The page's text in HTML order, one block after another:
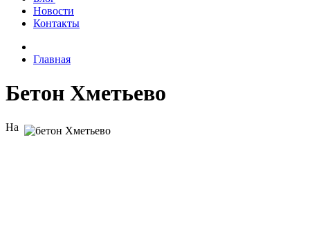
Новости
Контакты
Главная
Бетон Хметьево
На